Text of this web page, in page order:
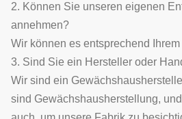
2. Können Sie unseren eigenen
annehmen?
Wir können es entsprechend
3. Sind Sie ein Hersteller oder
Wir sind ein
sind Gewächshausherstellung,